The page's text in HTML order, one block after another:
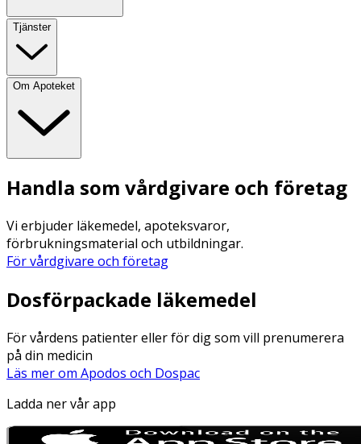
Tjänster
Om Apoteket
Handla som vårdgivare och företag
Vi erbjuder läkemedel, apoteksvaror,
förbrukningsmaterial och utbildningar.
För vårdgivare och företag
Dosförpackade läkemedel
För vårdens patienter eller för dig som vill prenumerera
på din medicin
Läs mer om Apodos och Dospac
Ladda ner vår app